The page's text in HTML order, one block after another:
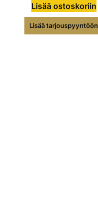
Lisää ostoskoriin
Lisää tarjouspyyntöön